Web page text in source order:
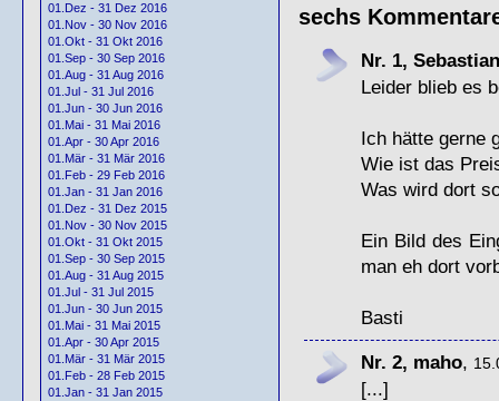
01.Dez - 31 Dez 2016
01.Nov - 30 Nov 2016
01.Okt - 31 Okt 2016
01.Sep - 30 Sep 2016
01.Aug - 31 Aug 2016
01.Jul - 31 Jul 2016
01.Jun - 30 Jun 2016
01.Mai - 31 Mai 2016
01.Apr - 30 Apr 2016
01.Mär - 31 Mär 2016
01.Feb - 29 Feb 2016
01.Jan - 31 Jan 2016
01.Dez - 31 Dez 2015
01.Nov - 30 Nov 2015
01.Okt - 31 Okt 2015
01.Sep - 30 Sep 2015
01.Aug - 31 Aug 2015
01.Jul - 31 Jul 2015
01.Jun - 30 Jun 2015
01.Mai - 31 Mai 2015
01.Apr - 30 Apr 2015
01.Mär - 31 Mär 2015
01.Feb - 28 Feb 2015
01.Jan - 31 Jan 2015
sechs
Nr. 1, Sebastian
Leider blieb es
Ich hätte gerne
Wie ist das
Was wird dort
Ein Bild des
man eh dort
Basti
Nr. 2, maho,
[...]